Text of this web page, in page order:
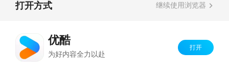
版权所有
打开方式 继续使用浏览器
优酷
为好内容全力以赴
打开